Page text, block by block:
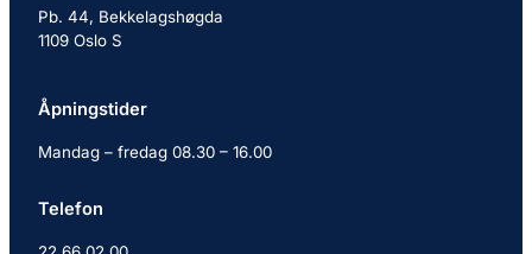
Pb. 44, Bekkelagshøgda
1109 Oslo S
Åpningstider
Mandag – fredag 08.30 – 16.00
Telefon